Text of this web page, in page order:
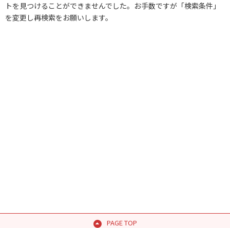
トを見つけることができませんでした。お手数ですが「検索条件」
を変更し再検索をお願いします。
PAGE TOP